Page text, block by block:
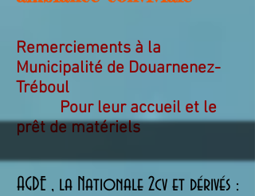
Remerciements à la
Municipalité de Douarnenez-
Tréboul
Pour leur accueil et le
prêt de matériels
AGDE , la Nationale 2cv et dérivés :